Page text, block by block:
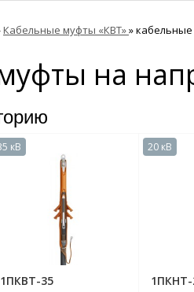
Кабельные муфты «КВТ»»кабельные
на
1ПКВТ-35
кВ
1ПКНТ-
20 кВ